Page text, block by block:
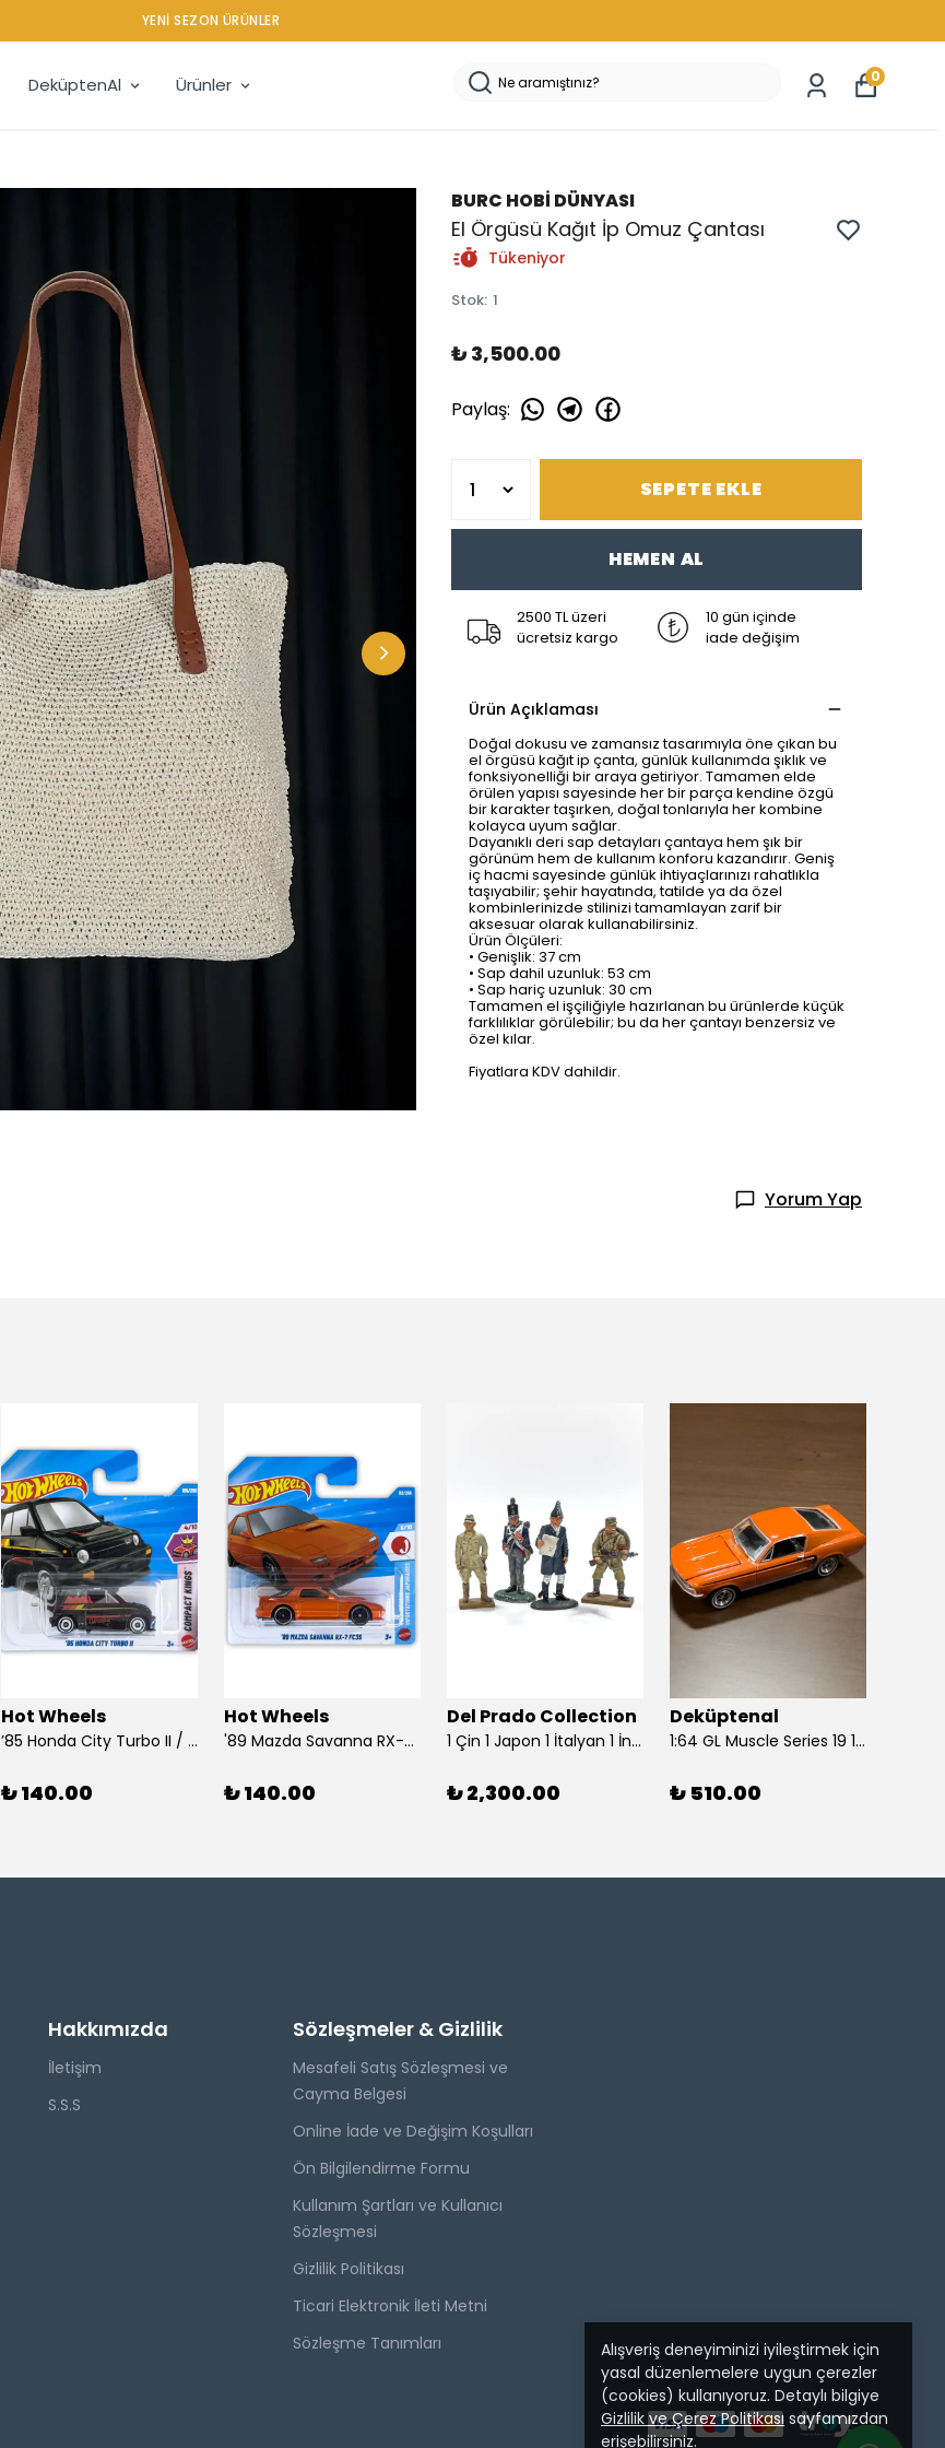
YENI SEZON ÜRÜNLER
DeküptenAl Ürünler 0
Alışveriş deneyiminizi iyileştirmek için
yasal düzenlemelere uygun çerezler
(cookies) kullanıyoruz. Detaylı bilgiye
Gizlilik ve Çerez Politikası sayfamızdan
erişebilirsiniz.
BURC HOBİ DÜNYASI
El Örgüsü Kağıt İp Omuz Çantası
Tükeniyor
Stok: 1
₺ 3,500.00
Paylaş:
SEPETE EKLE
HEMEN AL
2500 TL üzeri
ücretsiz kargo
10 gün içinde
iade değişim
Ürün Açıklaması
Doğal dokusu ve zamansız tasarımıyla öne çıkan bu
el örgüsü kağıt ip çanta, günlük kullanımda şıklık ve
fonksiyonelliği bir araya getiriyor. Tamamen elde
örülen yapısı sayesinde her bir parça kendine özgü
bir karakter taşırken, doğal tonlarıyla her kombine
kolayca uyum sağlar.
Dayanıklı deri sap detayları çantaya hem şık bir
görünüm hem de kullanım konforu kazandırır. Geniş
iç hacmi sayesinde günlük ihtiyaçlarınızı rahatlıkla
taşıyabilir; şehir hayatında, tatilde ya da özel
kombinlerinizde stilinizi tamamlayan zarif bir
aksesuar olarak kullanabilirsiniz.
Ürün Ölçüleri:
• Genişlik: 37 cm
• Sap dahil uzunluk: 53 cm
• Sap hariç uzunluk: 30 cm
Tamamen el işçiliğiyle hazırlanan bu ürünlerde küçük
farklılıklar görülebilir; bu da her çantayı benzersiz ve
özel kılar.
Fiyatlara KDV dahildir.
Yorum Yap
Hot Wheels
’85 Honda City Turbo II / Hot Wheels
₺ 140.00
Hot Wheels
'89 Mazda Savanna RX-7 FC3S / Hot Wheels
₺ 140.00
Del Prado Collection
1 Çin 1 Japon 1 İtalyan 1 İngiliz Askeri (Del Prado Collection)
₺ 2,300.00
Deküptenal
1:64 GL Muscle Series 19 1968 Ford Mustang GT Madagascar Orange Diecast Model Araba
₺ 510.00
Hakkımızda
İletişim
S.S.S
Sözleşmeler & Gizlilik
Mesafeli Satış Sözleşmesi ve
Cayma Belgesi
Online İade ve Değişim Koşulları
Ön Bilgilendirme Formu
Kullanım Şartları ve Kullanıcı
Sözleşmesi
Gizlilik Politikası
Ticari Elektronik İleti Metni
Sözleşme Tanımları